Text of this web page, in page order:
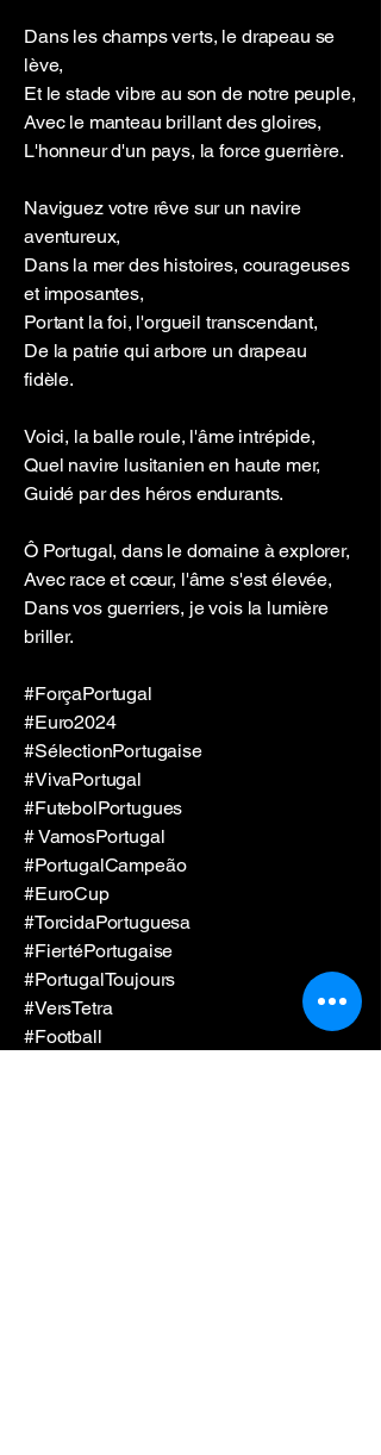
Dans les champs verts, le drapeau se
lève,
Et le stade vibre au son de notre peuple,
Avec le manteau brillant des gloires,
L'honneur d'un pays, la force guerrière.
Naviguez votre rêve sur un navire
aventureux,
Dans la mer des histoires, courageuses
et imposantes,
Portant la foi, l'orgueil transcendant,
De la patrie qui arbore un drapeau
fidèle.
Voici, la balle roule, l'âme intrépide,
Quel navire lusitanien en haute mer,
Guidé par des héros endurants.
Ô Portugal, dans le domaine à explorer,
Avec race et cœur, l'âme s'est élevée,
Dans vos guerriers, je vois la lumière
briller.
#ForçaPortugal
#Euro2024
#SélectionPortugaise
#VivaPortugal
#FutebolPortugues
# VamosPortugal
#PortugalCampeão
#EuroCup
#TorcidaPortuguesa
#FiertéPortugaise
#PortugalToujours
#VersTetra
#Football